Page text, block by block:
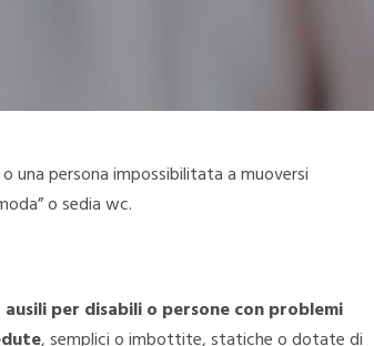
una persona impossibilitata a muoversi
o sedia wc.
ausili per disabili o persone con problemi
, semplici o imbottite, statiche o dotate di